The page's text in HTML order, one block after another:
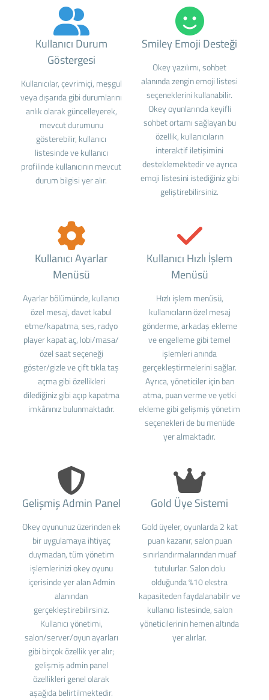
Kullanıcı Durum
Göstergesi
Kullanıcılar, çevrimiçi, meşgul
veya dışarıda gibi durumlarını
anlık olarak güncelleyerek,
mevcut durumunu
gösterebilir, kullanıcı
listesinde ve kullanıcı
profilinde kullanıcının mevcut
durum bilgisi yer alır.
Smiley Emoji Desteği
Okey yazılımı, sohbet
alanında zengin emoji listesi
seçeneklerini kullanabilir.
Okey oyunlarında keyifli
sohbet ortamı sağlayan bu
özellik, kullanıcıların
interaktif iletişimini
desteklemektedir ve ayrıca
emoji listesini istediğiniz gibi
geliştirebilirsiniz.
Kullanıcı Ayarlar
Menüsü
Ayarlar bölümünde, kullanıcı
özel mesaj, davet kabul
etme/kapatma, ses, radyo
player kapat aç, lobi/masa/
özel saat seçeneği
göster/gizle ve çift tıkla taş
açma gibi özellikleri
dilediğiniz gibi açıp kapatma
imkânınız bulunmaktadır.
Kullanıcı Hızlı İşlem
Menüsü
Hızlı işlem menüsü,
kullanıcıların özel mesaj
gönderme, arkadaş ekleme
ve engelleme gibi temel
işlemleri anında
gerçekleştirmelerini sağlar.
Ayrıca, yöneticiler için ban
atma, puan verme ve yetki
ekleme gibi gelişmiş yönetim
seçenekleri de bu menüde
yer almaktadır.
Gelişmiş Admin Panel
Okey oyununuz üzerinden ek
bir uygulamaya ihtiyaç
duymadan, tüm yönetim
işlemlerinizi okey oyunu
içerisinde yer alan Admin
alanından
gerçekleştirebilirsiniz.
Kullanıcı yönetimi,
salon/server/oyun ayarları
gibi birçok özellik yer alır;
gelişmiş admin panel
özellikleri genel olarak
aşağıda belirtilmektedir.
Gold Üye Sistemi
Gold üyeler, oyunlarda 2 kat
puan kazanır, salon puan
sınırlandırmalarından muaf
tutulurlar. Salon dolu
olduğunda %10 ekstra
kapasiteden faydalanabilir ve
kullanıcı listesinde, salon
yöneticilerinin hemen altında
yer alırlar.